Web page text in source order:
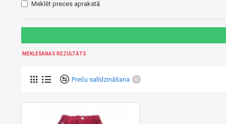
Meklēt preces aprakstā
MEKLĒŠANAS REZULTĀTS
Preču salīdzināšana 0